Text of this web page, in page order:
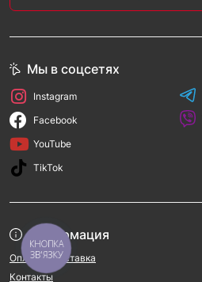
Информация
Оплата и доставка
Контакты
Мы в соцсетях
Instagram
Facebook
YouTube
TikTok
КНОПКА
ЗВ'ЯЗКУ